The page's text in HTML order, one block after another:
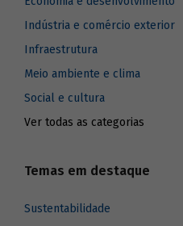
Indústria e comércio exterior
Infraestrutura
Meio ambiente e clima
Social e cultura
Ver todas as categorias
Temas em destaque
Sustentabilidade